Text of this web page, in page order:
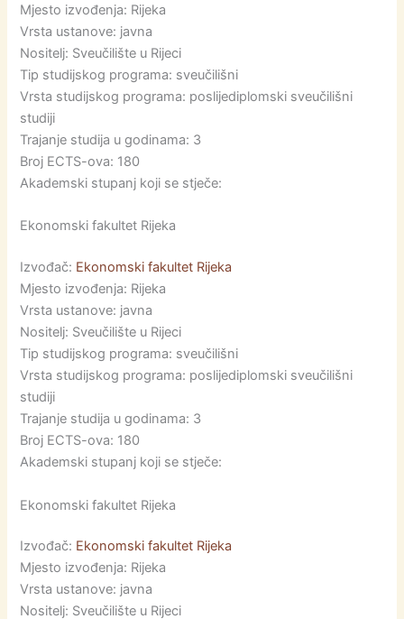
Mjesto izvođenja: Rijeka
Vrsta ustanove: javna
Nositelj: Sveučilište u Rijeci
Tip studijskog programa: sveučilišni
Vrsta studijskog programa: poslijediplomski sveučilišni
studiji
Trajanje studija u godinama: 3
Broj ECTS-ova: 180
Akademski stupanj koji se stječe:
Ekonomski fakultet Rijeka
Izvođač: Ekonomski fakultet Rijeka
Mjesto izvođenja: Rijeka
Vrsta ustanove: javna
Nositelj: Sveučilište u Rijeci
Tip studijskog programa: sveučilišni
Vrsta studijskog programa: poslijediplomski sveučilišni
studiji
Trajanje studija u godinama: 3
Broj ECTS-ova: 180
Akademski stupanj koji se stječe:
Ekonomski fakultet Rijeka
Izvođač: Ekonomski fakultet Rijeka
Mjesto izvođenja: Rijeka
Vrsta ustanove: javna
Nositelj: Sveučilište u Rijeci